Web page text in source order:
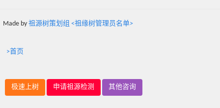
Made by 祖源树策划组 <祖缘树管理员名单>
>首页
极速上树 申请祖源检测 其他咨询